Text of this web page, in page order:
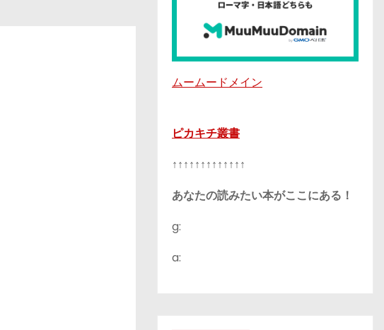
ムームードメイン
ピカキチ叢書
↑↑↑↑↑↑↑↑↑↑↑↑↑
あなたの読みたい本がここにある！
g:
a: